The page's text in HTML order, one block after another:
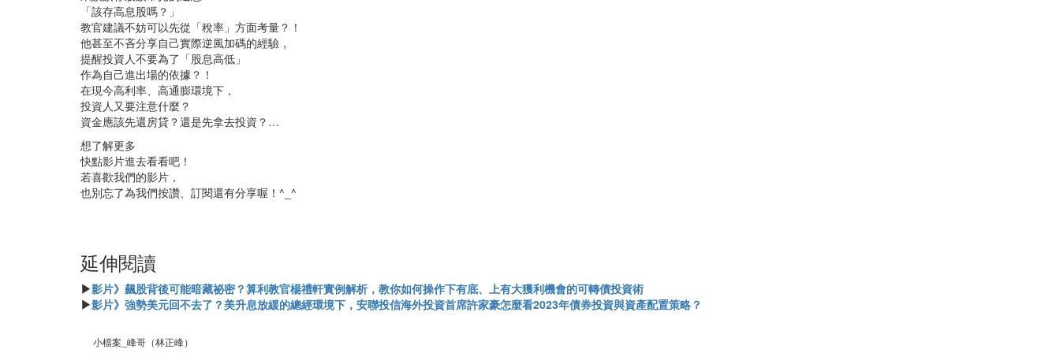
「該存高息股嗎？」
教官建議不妨可以先從「稅率」方面考量？！
他甚至不吝分享自己實際逆風加碼的經驗，
提醒投資人不要為了「股息高低」
作為自己進出場的依據？！
在現今高利率、高通膨環境下，
投資人又要注意什麼？
資金應該先還房貸？還是先拿去投資？…
想了解更多
快點影片進去看看吧！
若喜歡我們的影片，
也別忘了為我們按讚、訂閱還有分享喔！^_^
延伸閱讀
▶影片》飆股背後可能暗藏祕密？算利教官楊禮軒實例解析，教你如何操作下有底、上有大獲利機會的可轉債投資術
▶影片》強勢美元回不去了？美升息放緩的總經環境下，安聯投信海外投資首席許家豪怎麼看2023年債券投資與資產配置策略？
小檔案_峰哥（林正峰）